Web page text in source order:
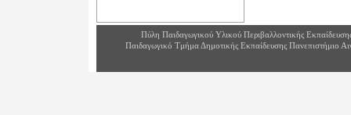
Πύλη Παιδαγωγικού Υλικού Περιβαλλοντικής
Παιδαγωγικό Τμήμα Δημοτικής Εκπαίδευσης Πανεπιστήμιο